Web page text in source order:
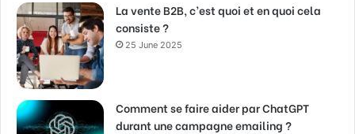
La vente B2B, c’est quoi et en quoi cela
consiste ?
25 June 2025
Comment se faire aider par ChatGPT
durant une campagne emailing ?